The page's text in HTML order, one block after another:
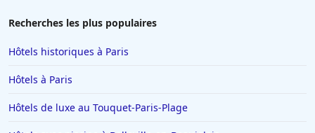
Hôtels à La Tranche-sur-Mer
Hôtels à Conques
Recherches les plus populaires
Hôtels historiques à Paris
Hôtels à Paris
Hôtels de luxe au Touquet-Paris-Plage